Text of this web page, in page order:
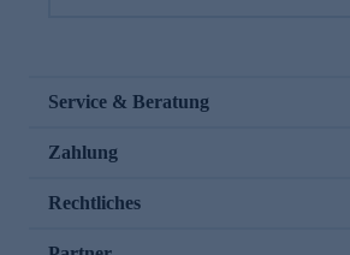
Service & Beratung
Zahlung
Rechtliches